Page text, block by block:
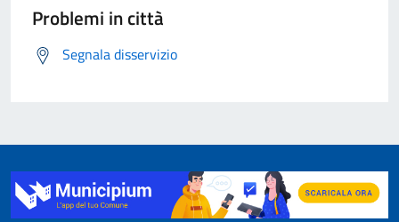
Problemi in città
Segnala disservizio